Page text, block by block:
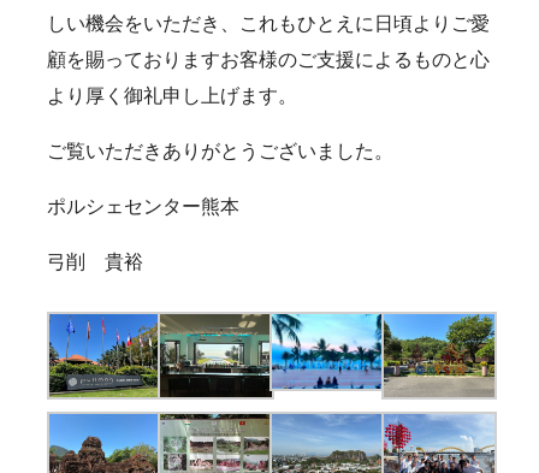
しい機会をいただき、これもひとえに日頃よりご愛
顧を賜っておりますお客様のご支援によるものと心
より厚く御礼申し上げます。
ご覧いただきありがとうございました。
ポルシェセンター熊本
弓削 貴裕